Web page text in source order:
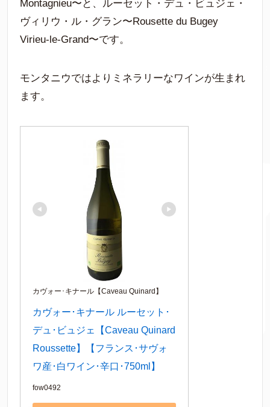
Montagnieu〜と、ルーセット・デュ・ビュジェ・
ヴィリウ・ル・グラン〜Rousette du Bugey
Virieu-le-Grand〜です。
モンタニウではよりミネラリーなワインが生まれ
ます。
カヴォー･キナール【Caveau Quinard】
カヴォー･キナール ルーセット･
デュ･ビュジェ【Caveau Quinard
Roussette】【フランス･サヴォ
ワ産･白ワイン･辛口･750ml】
fow0492